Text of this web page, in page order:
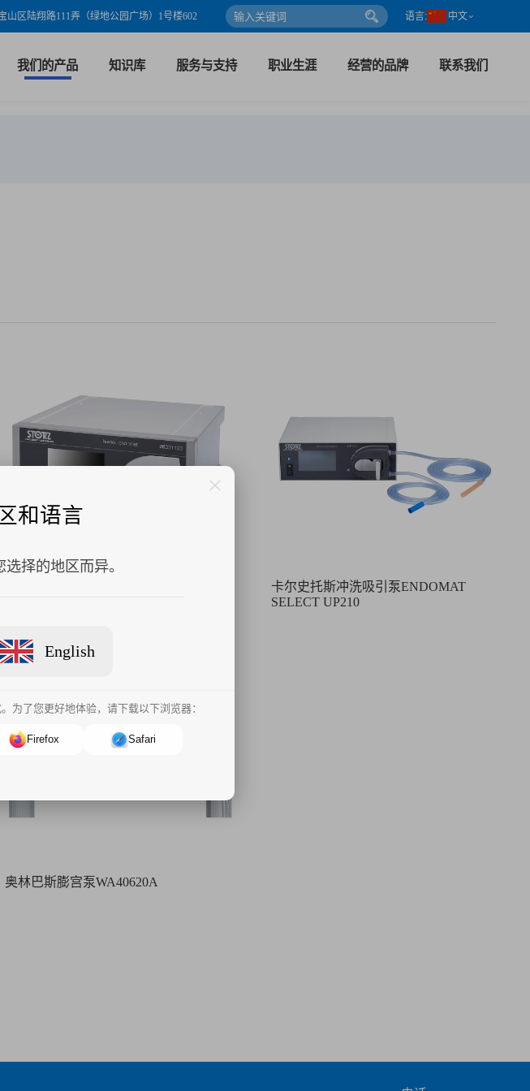
山区陆翔路111弄（绿地公园广场）1号楼602 语言: 中文
我们的产品 知识库 服务与支持 职业生涯 经营的品牌 联系我们
卡尔史托斯冲洗吸引泵ENDOMAT
SELECT UP210
奥林巴斯膨宫泵WA40620A
和语言
择的地区而异。
English
为了您更好地体验，请下载以下浏览器：
Firefox Safari